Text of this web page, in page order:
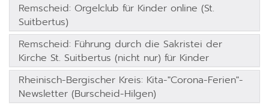
Remscheid: Orgelclub für Kinder online (St.
Suitbertus)
Remscheid: Führung durch die Sakristei der
Kirche St. Suitbertus (nicht nur) für Kinder
Rheinisch-Bergischer Kreis: Kita-"Corona-Ferien"-
Newsletter (Burscheid-Hilgen)